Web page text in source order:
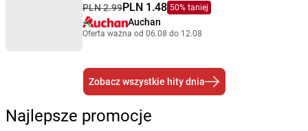
PLN 2.99PLN 1.48 50% taniej
Auchan
Oferta ważna od 06.08 do 12.08
Zobacz wszystkie hity dnia
Najlepsze promocje